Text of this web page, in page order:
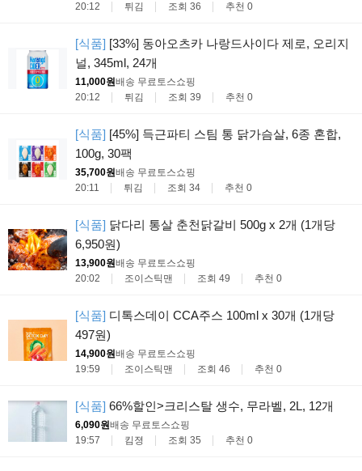
20:12 튀김 조회 36 추천 0
[식품] [33%] 동아오츠카 나랑드사이다 제로, 오리지
널, 345ml, 24개
11,000원배송 무료 토스쇼핑
20:12
튀김 조회 39 추천 0
[식품] [45%] 득근파티 스팀 통 닭가슴살, 6종 혼합,
100g, 30팩
35,700원배송 무료 토스쇼핑
20:11
튀김 조회 34 추천 0
[식품] 닭다리 통살 춘천닭갈비 500g x 2개 (1개당
6,950원)
13,900원배송 무료 토스쇼핑
20:02
조이스틱맨 조회 49 추천 0
[식품] 디톡스데이 CCA주스 100ml x 30개 (1개당
497원)
14,900원배송 무료 토스쇼핑
19:59
조이스틱맨 조회 46 추천 0
[식품] 66%할인>크리스탈 생수, 무라벨, 2L, 12개
6,090원배송 무료 토스쇼핑
19:57
킴졍 조회 35 추천 0